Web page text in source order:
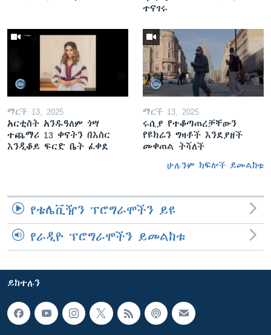
ተናገሩ
ማርች 13, 2025
አርቲስት አንዱዓለም ጎሣ
ተጨማሪ 13 ቀናትን በእስር
እንዲቆይ ፍርድ ቤት ፈቀደ
ማርች 13, 2025
ሩሲያ የተቆጣጠረቻቸውን
የዩክሬን ግዛቶች እንደያዘች
መቀጠል ትሻለች
ሁሉንም ክፍሎች ይመልከቱ
የቴሌቪዥን ፕሮግራሞችን ይዩ
የራዲዮ ፕሮግራሞችን ይመልከቱ
ይከተሉን